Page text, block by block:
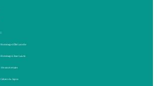
Hommage à Élie Laroche
Hommage à Jean Laurin
10e anniversaire
Cahiers du Japon